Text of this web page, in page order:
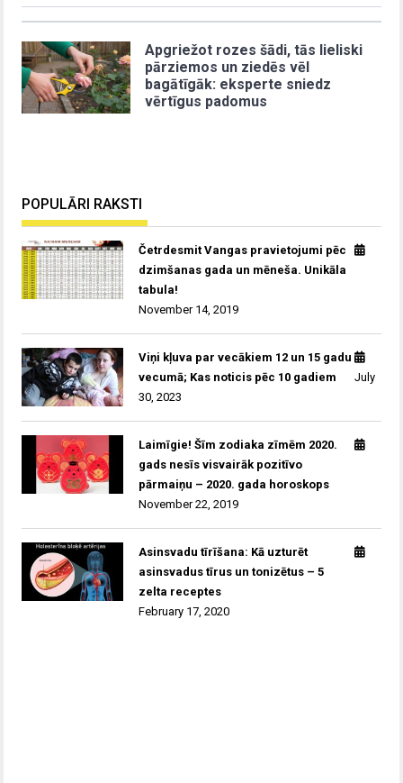
Apgriežot rozes šādi, tās lieliski
pārziemos un ziedēs vēl
bagātīgāk: eksperte sniedz
vērtīgus padomus
POPULĀRI RAKSTI
Četrdesmit Vangas pravietojumi pēc
dzimšanas gada un mēneša. Unikāla
tabula!
November 14, 2019
Viņi kļuva par vecākiem 12 un 15 gadu
vecumā; Kas noticis pēc 10 gadiem
July
30, 2023
Laimīgie! Šīm zodiaka zīmēm 2020.
gads nesīs visvairāk pozitīvo
pārmaiņu – 2020. gada horoskops
November 22, 2019
Asinsvadu tīrīšana: Kā uzturēt
asinsvadus tīrus un tonizētus – 5
zelta receptes
February 17, 2020